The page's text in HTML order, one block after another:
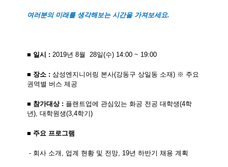
여러분의 미래를 생각해보는 시간을 가져보세요.
■ 일시 : 2019년 8월 28일(수) 14:00 ~ 19:00
■ 장소 : 삼성엔지니어링 본사(강동구 상일동 소재) ※ 주요
권역별 버스 제공
■ 참가대상: 플랜트업에 관심있는 화공 전공 대학생(4학
년), 대학원생(3,4학기)
■ 주요 프로그램
- 회사 소개 , 업계 현황 및 전망, 19년 하반기 채용 계획